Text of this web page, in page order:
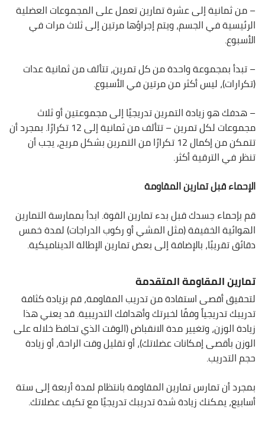
– من ثمانية إلى عشرة تمارين تعمل على المجموعات العضلية
الرئيسية في الجسم، ويتم إجراؤها مرتين إلى ثلاث مرات في
الأسبوع.
– تبدأ بمجموعة واحدة من كل تمرين، تتألف من ثمانية عدات
(تكرارات)، ليس أكثر من مرتين في الأسبوع.
– هدفك هو زيادة التمرين تدريجيًا إلى مجموعتين أو ثلاث
مجموعات لكل تمرين – تتألف من ثمانية إلى 12 تكرارًا. بمجرد أن
تتمكن من إكمال 12 تكرارًا من التمرين بشكل مريح، يجب أن
تنظر في الترقية أكثر.
الإحماء قبل تمارين المقاومة
قم بإحماء جسدك قبل بدء تمارين القوة. ابدأ بممارسة التمارين
الهوائية الخفيفة (مثل المشي أو ركوب الدراجات) لمدة خمس
دقائق تقريبًا، بالإضافة إلى بعض تمارين الإطالة الديناميكية.
تمارين المقاومة المتقدمة
لتحقيق أقصى استفادة من تدريب المقاومة، قم بزيادة كثافة
تدريبك تدريجياً وفقًا لخبرتك وأهدافك التدريبية. قد يعني هذا
زيادة الوزن، وتغيير مدة الانقباض (الوقت الذي تحافظ خلاله على
الوزن بأقصى إمكانات عضلاتك)، أو تقليل وقت الراحة، أو زيادة
حجم التدريب.
بمجرد أن تمارس تمارين المقاومة بانتظام لمدة أربعة إلى ستة
أسابيع، يمكنك زيادة شدة تدريبك تدريجيًا مع تكيف عضلاتك.